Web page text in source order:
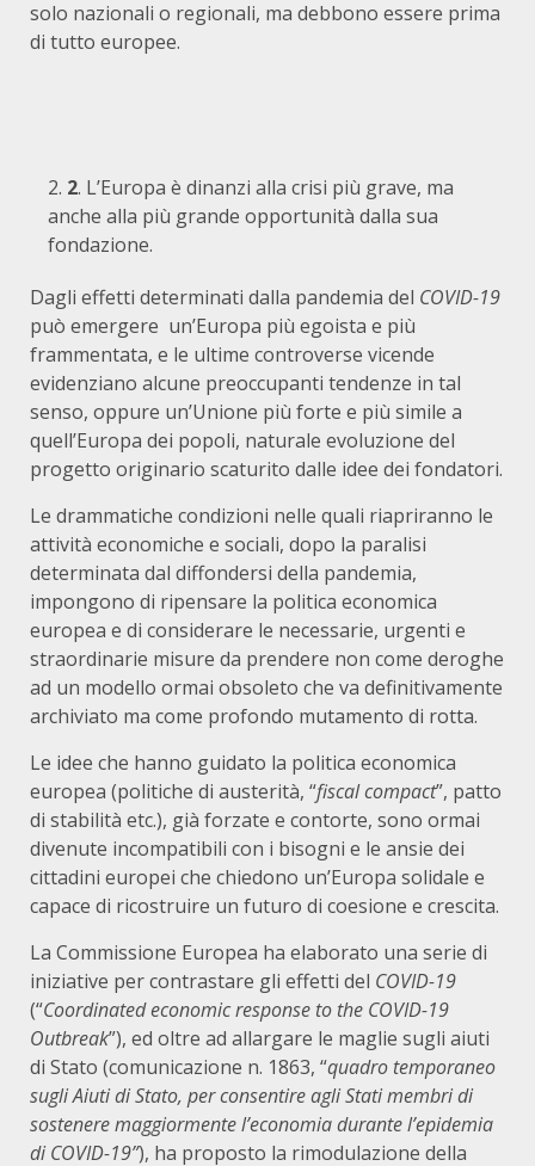
solo nazionali o regionali, ma debbono essere prima
di tutto europee.
2. L’Europa è dinanzi alla crisi più grave, ma
anche alla più grande opportunità dalla sua
fondazione.
Dagli effetti determinati dalla pandemia del COVID-19
può emergere un’Europa più egoista e più
frammentata, e le ultime controverse vicende
evidenziano alcune preoccupanti tendenze in tal
senso, oppure un’Unione più forte e più simile a
quell’Europa dei popoli, naturale evoluzione del
progetto originario scaturito dalle idee dei fondatori.
Le drammatiche condizioni nelle quali riapriranno le
attività economiche e sociali, dopo la paralisi
determinata dal diffondersi della pandemia,
impongono di ripensare la politica economica
europea e di considerare le necessarie, urgenti e
straordinarie misure da prendere non come deroghe
ad un modello ormai obsoleto che va definitivamente
archiviato ma come profondo mutamento di rotta.
Le idee che hanno guidato la politica economica
europea (politiche di austerità, “fiscal compact”, patto
di stabilità etc.), già forzate e contorte, sono ormai
divenute incompatibili con i bisogni e le ansie dei
cittadini europei che chiedono un’Europa solidale e
capace di ricostruire un futuro di coesione e crescita.
La Commissione Europea ha elaborato una serie di
iniziative per contrastare gli effetti del COVID-19
(“Coordinated economic response to the COVID-19
Outbreak”), ed oltre ad allargare le maglie sugli aiuti
di Stato (comunicazione n. 1863, “quadro temporaneo
sugli Aiuti di Stato, per consentire agli Stati membri di
sostenere maggiormente l’economia durante l’epidemia
di COVID-19”), ha proposto la rimodulazione della